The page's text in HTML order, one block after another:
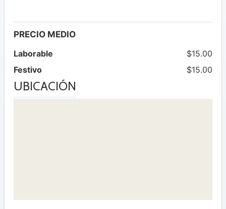
PRECIO MEDIO
Laborable
$15.00
Festivo
$15.00
UBICACIÓN